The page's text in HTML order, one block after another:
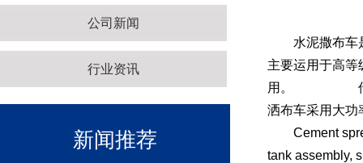
公司新闻
行业资讯
新闻推荐
水泥撒布车是
主要运用于高
用。 传统施工
洒布车采用大功
Cement
tank assembly,